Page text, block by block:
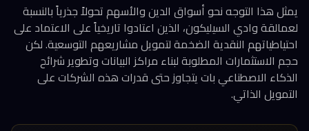
يمثل هذا التوجه نحو أسواق الدين والأسهم تحولاً جذرياً بالنسبة
لعمالقة وادي السيليكون، الذين اعتادوا تاريخياً على الاعتماد على
احتياطياتهم النقدية الضخمة لتمويل مشاريعهم التوسعية. لكن
حجم الاستثمارات المطلوبة لبناء مراكز البيانات وتطوير شرائح
الذكاء الاصطناعي بات يتجاوز حتى قدرات هذه الشركات على
التمويل الذاتي.